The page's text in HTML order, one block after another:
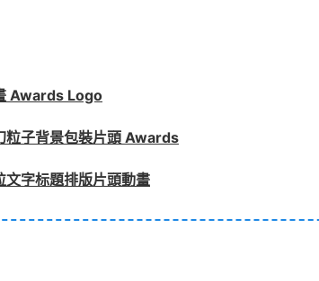
Awards Logo
粒子背景包裝片頭 Awards
字标題排版片頭動畫